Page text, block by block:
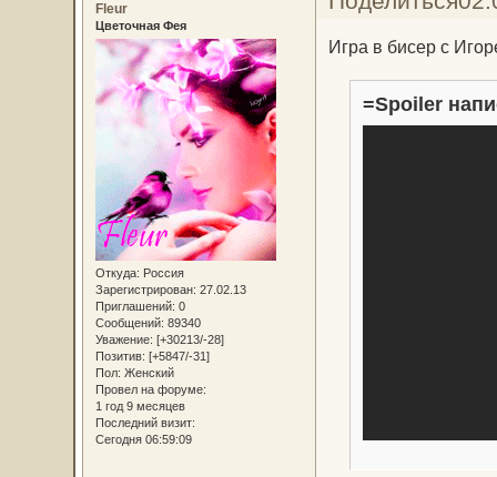
Fleur
Цветочная Фея
Откуда: Россия
Зарегистрирован: 27.02.13
Приглашений: 0
Сообщений: 89340
Уважение: [+30213/-28]
Позитив: [+5847/-31]
Пол: Женский
Провел на форуме:
1 год 9 месяцев
Последний визит:
Сегодня 06:59:09
Игра в бисер с
=Spoiler